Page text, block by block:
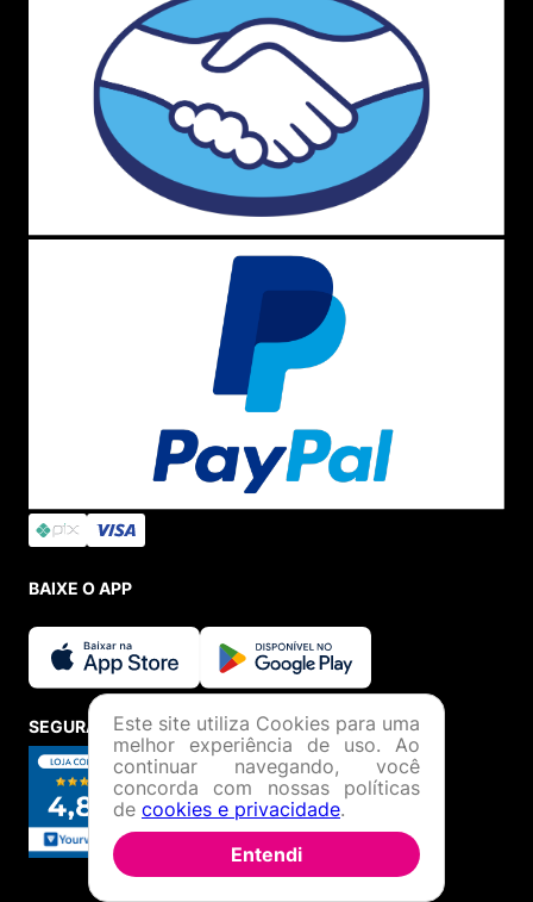
BAIXE O APP
SEGURANÇA E CREDIBILIDADE
Este site utiliza Cookies para uma
melhor experiência de uso. Ao
continuar navegando, você
concorda com nossas políticas
de cookies e privacidade.
Entendi